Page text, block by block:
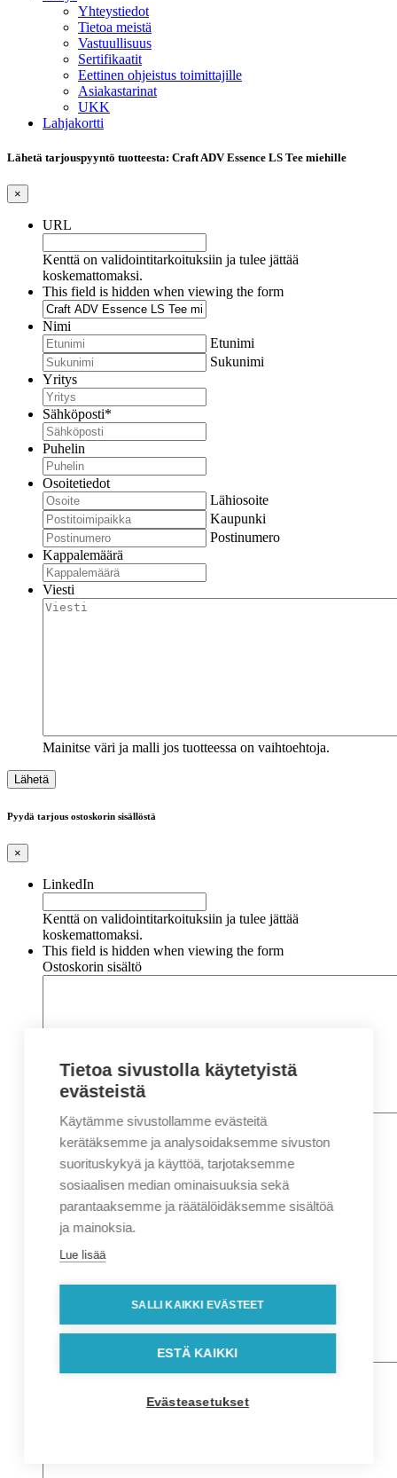
Yhteystiedot
Tietoa meistä
Vastuullisuus
Sertifikaatit
Eettinen ohjeistus toimittajille
Asiakastarinat
UKK
Lahjakortti
Lähetä tarjouspyyntö tuotteesta: Craft ADV Essence LS Tee miehille
×
URL
Kenttä on validointitarkoituksiin ja tulee jättää
koskemattomaksi.
This field is hidden when viewing the form
Nimi
Etunimi
Sukunimi
Yritys
Sähköposti*
Puhelin
Osoitetiedot
Lähiosoite
Kaupunki
Postinumero
Kappalemäärä
Viesti
Mainitse väri ja malli jos tuotteessa on vaihtoehtoja.
Pyydä tarjous ostoskorin sisällöstä
×
LinkedIn
Kenttä on validointitarkoituksiin ja tulee jättää
koskemattomaksi.
This field is hidden when viewing the form
Ostoskorin sisältö
Nimi*
Etunimi
Sukunimi
Sähköposti*
Puhelin*
Osoitetiedot
Lähiosoite
Postinumero
Tietoa sivustolla käytetyistä
evästeistä
Käytämme sivustollamme evästeitä
kerätäksemme ja analysoidaksemme sivuston
suorituskykyä ja käyttöä, tarjotaksemme
sosiaalisen median ominaisuuksia sekä
parantaaksemme ja räätälöidäksemme sisältöä
ja mainoksia.
Lue lisää
SALLI KAIKKI EVÄSTEET
ESTÄ KAIKKI
Evästeasetukset